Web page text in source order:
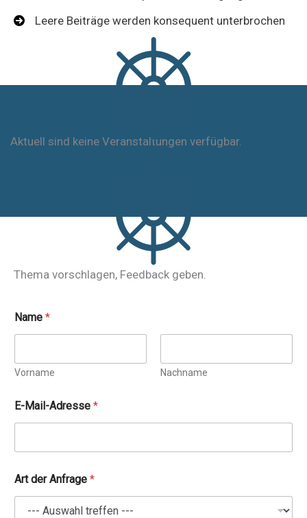
Leere Beiträge werden konsequent unterbrochen
Aktuell sind keine Veranstaltungen verfügbar.
Thema vorschlagen, Feedback geben.
Name *
Vorname Nachname
E-Mail-Adresse *
Art der Anfrage *